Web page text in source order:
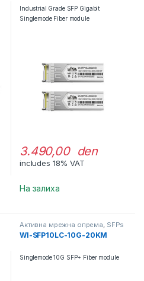
Industrial Grade SFP Gigabit
Singlemode Fiber module
3.490,00 den
includes 18% VAT
На залиха
Активна мрежна опрема SFPs
WI-SFP10LC-10G-20KM
Singlemode 10G SFP+ Fiber module